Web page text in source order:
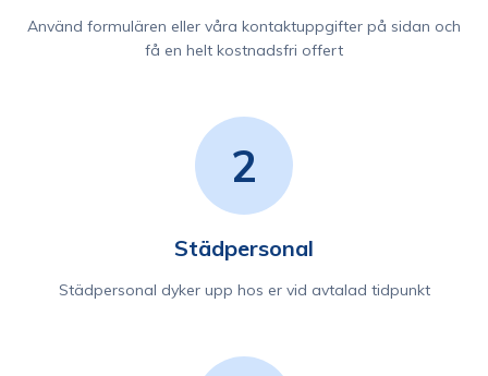
Använd formulären eller våra kontaktuppgifter på sidan och
få en helt kostnadsfri offert
2
Städpersonal
Städpersonal dyker upp hos er vid avtalad tidpunkt